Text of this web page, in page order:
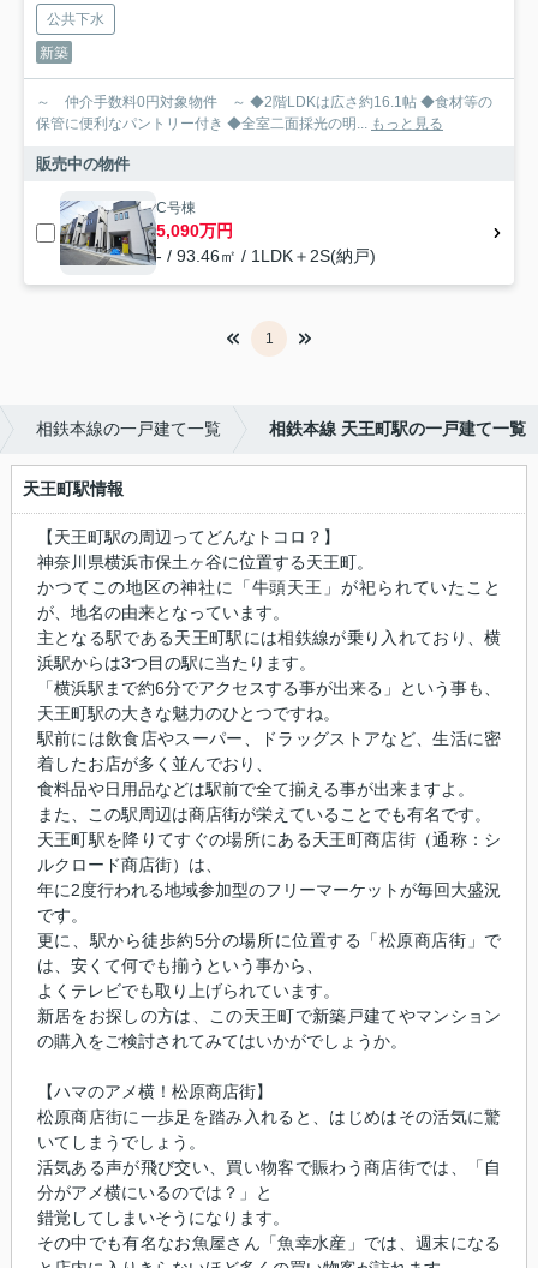
公共下水
新築
～ 仲介手数料0円対象物件 ～ ◆2階LDKは広さ約16.1帖 ◆食材等の
保管に便利なパントリー付き ◆全室二面採光の明... もっと見る
販売中の物件
C号棟
5,090万円
- / 93.46㎡ / 1LDK＋2S(納戸)
1
相鉄本線の一戸建て一覧 相鉄本線 天王町駅の一戸建て一覧
天王町駅情報
【天王町駅の周辺ってどんなトコロ？】
神奈川県横浜市保土ヶ谷に位置する天王町。
かつてこの地区の神社に「牛頭天王」が祀られていたこと
が、地名の由来となっています。
主となる駅である天王町駅には相鉄線が乗り入れており、横
浜駅からは3つ目の駅に当たります。
「横浜駅まで約6分でアクセスする事が出来る」という事も、
天王町駅の大きな魅力のひとつですね。
駅前には飲食店やスーパー、ドラッグストアなど、生活に密
着したお店が多く並んでおり、
食料品や日用品などは駅前で全て揃える事が出来ますよ。
また、この駅周辺は商店街が栄えていることでも有名です。
天王町駅を降りてすぐの場所にある天王町商店街（通称：シ
ルクロード商店街）は、
年に2度行われる地域参加型のフリーマーケットが毎回大盛況
です。
更に、駅から徒歩約5分の場所に位置する「松原商店街」で
は、安くて何でも揃うという事から、
よくテレビでも取り上げられています。
新居をお探しの方は、この天王町で新築戸建てやマンション
の購入をご検討されてみてはいかがでしょうか。
【ハマのアメ横！松原商店街】
松原商店街に一歩足を踏み入れると、はじめはその活気に驚
いてしまうでしょう。
活気ある声が飛び交い、買い物客で賑わう商店街では、「自
分がアメ横にいるのでは？」と
錯覚してしまいそうになります。
その中でも有名なお魚屋さん「魚幸水産」では、週末になる